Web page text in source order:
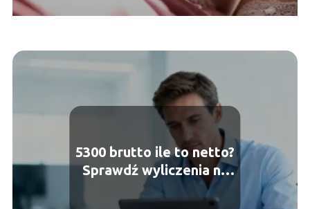
5300 brutto ile to netto?
Sprawdź wyliczenia na
rękę